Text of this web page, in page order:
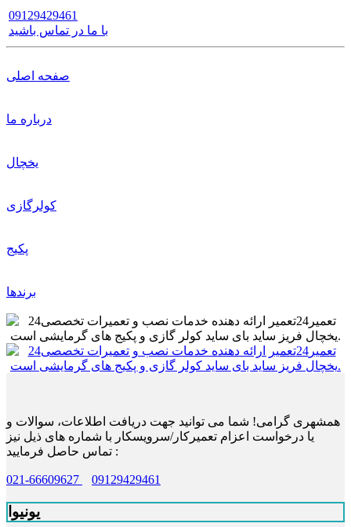
09129429461
با ما در تماس باشید
صفحه اصلی
درباره ما
یخچال
کولرگازی
پکیج
برندها
همشهری گرامی! شما می توانید جهت دریافت اطلاعات، سوالات و
یا درخواست اعزام تعمیرکار/سرویسکار با شماره های ذیل نیز
تماس حاصل فرمایید :
021-66609627 09129429461
یونیوا